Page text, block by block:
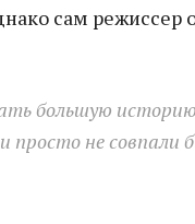
сам режиссер
большую
не совпали